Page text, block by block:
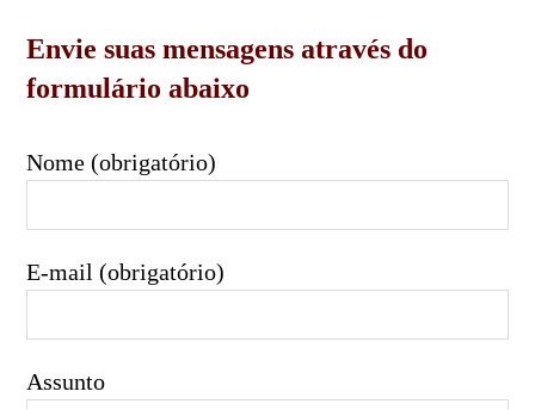
Envie suas mensagens através do
formulário abaixo
Nome (obrigatório)
E-mail (obrigatório)
Assunto